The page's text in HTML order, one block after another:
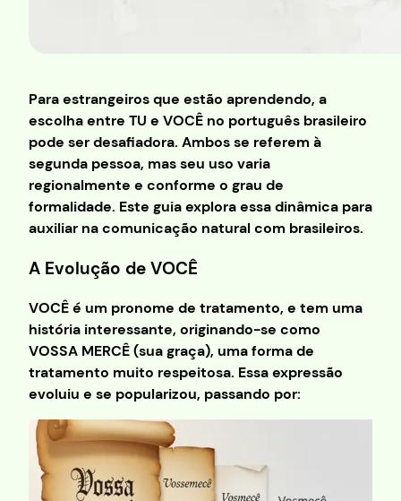
Para estrangeiros que estão aprendendo, a
escolha entre TU e VOCÊ no português brasileiro
pode ser desafiadora. Ambos se referem à
segunda pessoa, mas seu uso varia
regionalmente e conforme o grau de
formalidade. Este guia explora essa dinâmica para
auxiliar na comunicação natural com brasileiros.
A Evolução de VOCÊ
VOCÊ é um pronome de tratamento, e tem uma
história interessante, originando-se como
VOSSA MERCÊ (sua graça), uma forma de
tratamento muito respeitosa. Essa expressão
evoluiu e se popularizou, passando por: